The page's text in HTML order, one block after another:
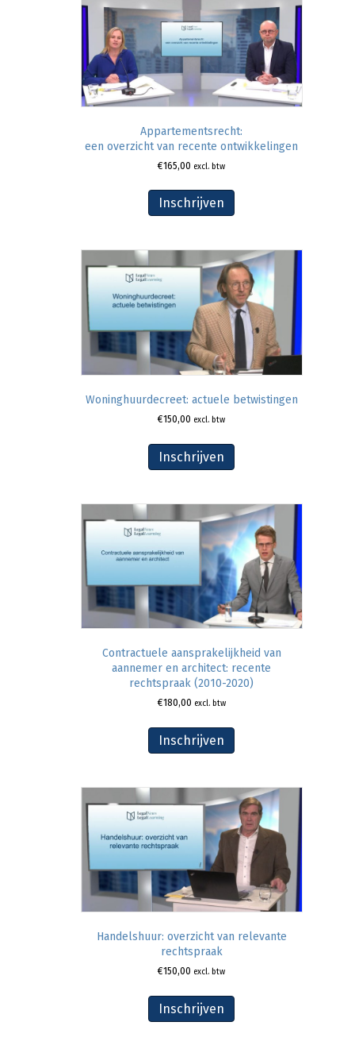
Appartementsrecht:
een overzicht van recente ontwikkelingen
€165,00 excl. btw
Inschrijven
Woninghuurdecreet: actuele betwistingen
€150,00 excl. btw
Inschrijven
Contractuele aansprakelijkheid van
aannemer en architect: recente
rechtspraak (2010-2020)
€180,00 excl. btw
Inschrijven
Handelshuur: overzicht van relevante
rechtspraak
€150,00 excl. btw
Inschrijven